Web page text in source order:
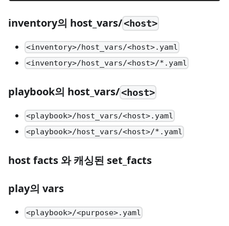
inventory의 host_vars/<host>
<inventory>/host_vars/<host>.yaml
<inventory>/host_vars/<host>/*.yaml
playbook의 host_vars/<host>
<playbook>/host_vars/<host>.yaml
<playbook>/host_vars/<host>/*.yaml
host facts 와 캐싱된 set_facts
play의 vars
<playbook>/<purpose>.yaml